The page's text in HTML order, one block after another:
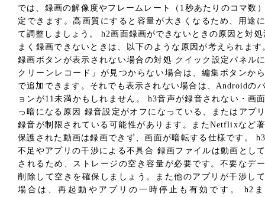
では、録画の解像度やフレームレート（1秒あたりのコマ数
定できます。高画質にすると容量が大きくなるため、用途
て調整しましょう。 h2画面録画ができないときの原因と対
まく録画できないときは、以下のような原因が考えられます
録画ボタンが表示されない場合の対処 クイック設定パネル
クリーンレコード」が見つからない場合は、編集ボタンか
で追加できます。それでも表示されない場合は、Androidの
ョンが11未満かもしれません。 h3音声が録音されない・画
っ暗になる原因 録音設定がオフになっている、またはアプ
録音が制限されている可能性があります。またNetflixなど
保護された動画は録画できず、画面が暗転する仕様です。
不足やアプリの干渉による不具合 録画ファイルは動画とし
されるため、ストレージの空き容量が必要です。不要なデ
削除して空きを確保しましょう。また他のアプリが干渉し
場合は、再起動やアプリの一時停止も有効です。 h2